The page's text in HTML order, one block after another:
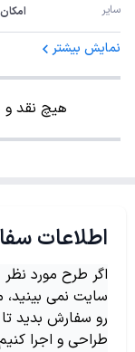
سایر
نمایش بیشتر
هیچ نقد
اطلاعات
اگر طرح مورد
سایت نمی
رو سفارش بدید
طراحی و اجرا